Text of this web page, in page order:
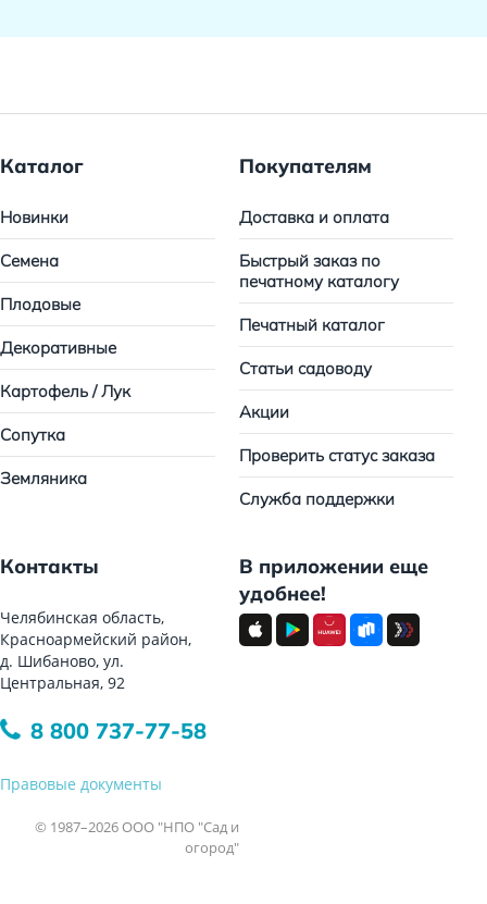
Каталог
Новинки
Семена
Плодовые
Декоративные
Картофель / Лук
Сопутка
Земляника
Покупателям
Доставка и оплата
Быстрый заказ по
печатному каталогу
Печатный каталог
Статьи садоводу
Акции
Проверить статус заказа
Служба поддержки
Контакты
Челябинская область,
Красноармейский район,
д. Шибаново, ул.
Центральная, 92
8 800 737-77-58
Правовые документы
© 1987–2026 ООО "НПО "Сад и
огород"
В приложении еще
удобнее!